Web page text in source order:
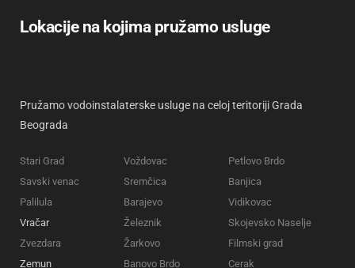
Lokacije na kojima pružamo usluge
Pružamo vodoinstalaterske usluge na celoj teritoriji Grada
Beograda
Stari Grad
Savski venac
Palilula
Vračar
Zvezdara
Zemun
Voždovac
Sremčica
Barajevo
Železnik
Žarkovo
Banovo Brdo
Petlovo Brdo
Banjica
Vidikovac
Skojevsko Naselje
Filmski grad
Cerak